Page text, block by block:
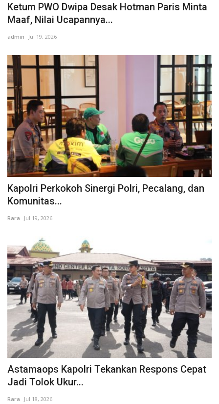
Ketum PWO Dwipa Desak Hotman Paris Minta
Maaf, Nilai Ucapannya...
admin Jul 19, 2026
Kapolri Perkokoh Sinergi Polri, Pecalang, dan
Komunitas...
Rara Jul 19, 2026
Astamaops Kapolri Tekankan Respons Cepat
Jadi Tolok Ukur...
Rara Jul 18, 2026